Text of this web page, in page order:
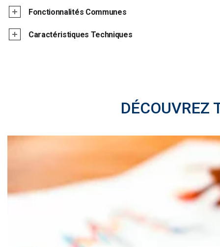
Fonctionnalités Communes
Caractéristiques Techniques
DÉCOUVREZ